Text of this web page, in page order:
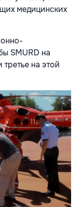
медицинских
SMURD на
на этой